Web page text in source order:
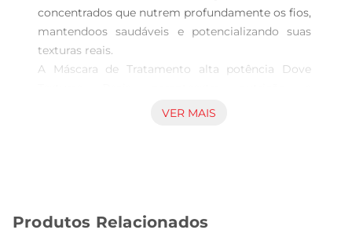
concentrados que nutrem profundamente os fios,
mantendoos saudáveis e potencializando suas
texturas reais.
A Máscara de Tratamento alta potência Dove
fortalecimento aos cabelos ondulados, cacheados
A máscara capilar Dove foi desenvolvida com
VER MAIS
Produtos Relacionados